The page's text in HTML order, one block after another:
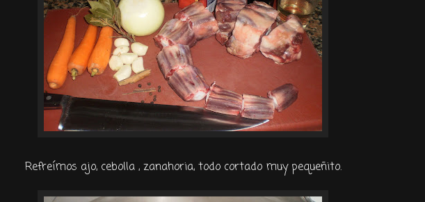
Refreímos ajo, cebolla , zanahoria, todo cortado muy pequeñito.